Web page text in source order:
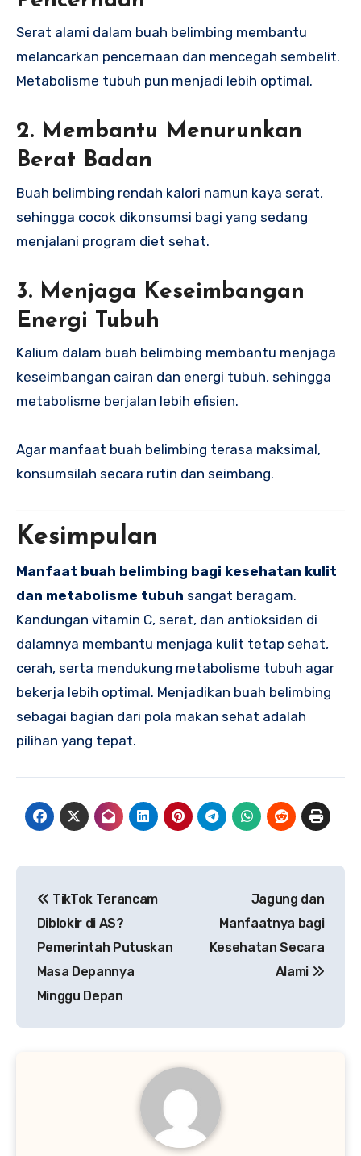
Serat alami dalam buah belimbing membantu
melancarkan pencernaan dan mencegah sembelit.
Metabolisme tubuh pun menjadi lebih optimal.
2. Membantu Menurunkan
Berat Badan
Buah belimbing rendah kalori namun kaya serat,
sehingga cocok dikonsumsi bagi yang sedang
menjalani program diet sehat.
3. Menjaga Keseimbangan
Energi Tubuh
Kalium dalam buah belimbing membantu menjaga
keseimbangan cairan dan energi tubuh, sehingga
metabolisme berjalan lebih efisien.
Agar manfaat buah belimbing terasa maksimal,
konsumsilah secara rutin dan seimbang.
Kesimpulan
Manfaat buah belimbing bagi kesehatan kulit
dan metabolisme tubuh sangat beragam.
Kandungan vitamin C, serat, dan antioksidan di
dalamnya membantu menjaga kulit tetap sehat,
cerah, serta mendukung metabolisme tubuh agar
bekerja lebih optimal. Menjadikan buah belimbing
sebagai bagian dari pola makan sehat adalah
pilihan yang tepat.
pos
TikTok Terancam
Diblokir di AS?
Pemerintah Putuskan
Masa Depannya
Minggu Depan
Jagung dan
Manfaatnya bagi
Kesehatan Secara
Alami